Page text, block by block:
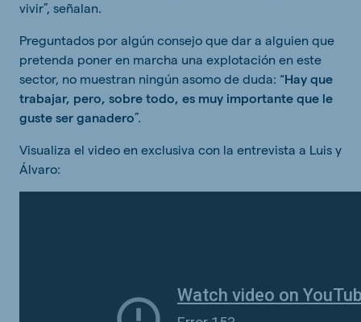
vivir”, señalan.
Preguntados por algún consejo que dar a alguien que
pretenda poner en marcha una explotación en este
sector, no muestran ningún asomo de duda: “Hay que
trabajar, pero, sobre todo, es muy importante que le
guste ser ganadero”.
Visualiza el video en exclusiva con la entrevista a Luis y
Álvaro: